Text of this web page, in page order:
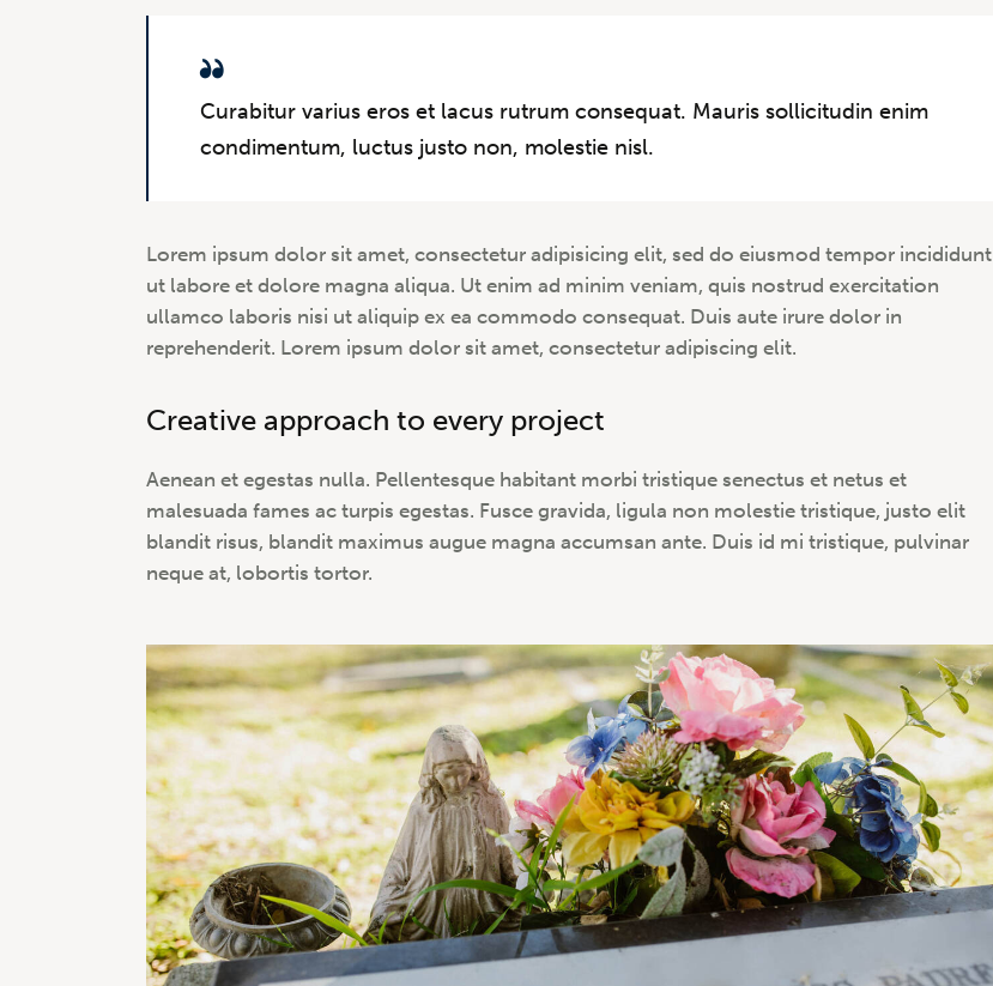
Curabitur varius eros et lacus rutrum consequat. Mauris sollicitudin enim
condimentum, luctus justo non, molestie nisl.
Lorem ipsum dolor sit amet, consectetur adipisicing elit, sed do eiusmod tempor incididunt
ut labore et dolore magna aliqua. Ut enim ad minim veniam, quis nostrud exercitation
ullamco laboris nisi ut aliquip ex ea commodo consequat. Duis aute irure dolor in
reprehenderit. Lorem ipsum dolor sit amet, consectetur adipiscing elit.
Creative approach to every project
Aenean et egestas nulla. Pellentesque habitant morbi tristique senectus et netus et
malesuada fames ac turpis egestas. Fusce gravida, ligula non molestie tristique, justo elit
blandit risus, blandit maximus augue magna accumsan ante. Duis id mi tristique, pulvinar
neque at, lobortis tortor.